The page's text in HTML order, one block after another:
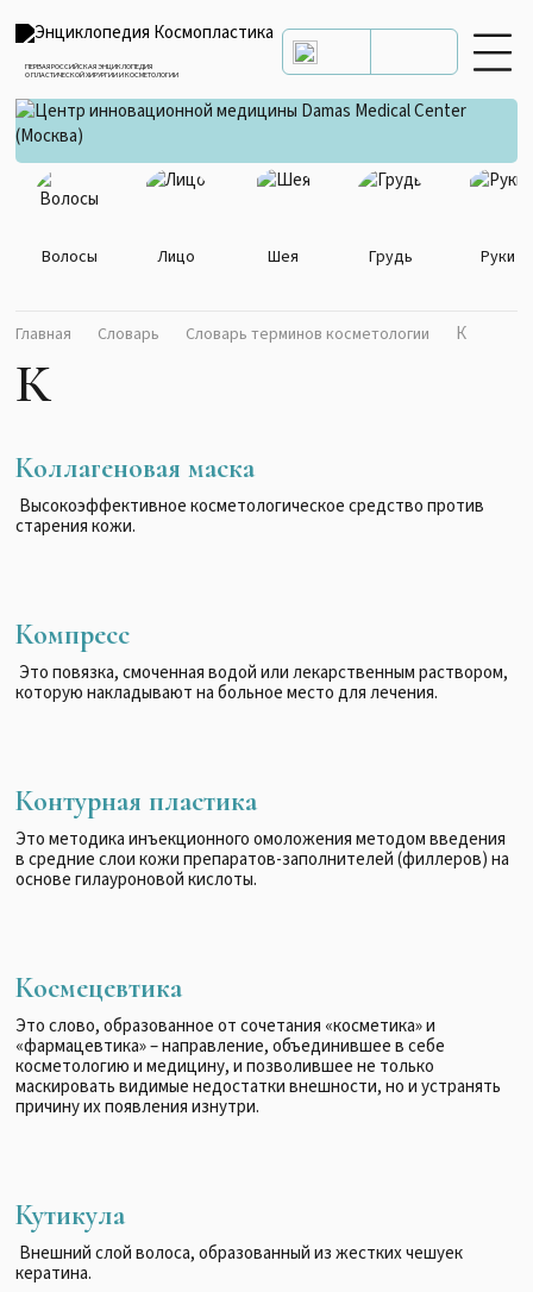
ПЕРВАЯ РОССИЙСКАЯ ЭНЦИКЛОПЕДИЯ
О ПЛАСТИЧЕСКОЙ ХИРУРГИИ И КОСМЕТОЛОГИИ
Волосы Лицо Шея Грудь Руки
Главная Словарь Словарь терминов косметологии К
К
Коллагеновая маска
Высокоэффективное косметологическое средство против
старения кожи.
Компресс
Это повязка, смоченная водой или лекарственным раствором,
которую накладывают на больное место для лечения.
Контурная пластика
Это методика инъекционного омоложения методом введения
в средние слои кожи препаратов-заполнителей (филлеров) на
основе гилауроновой кислоты.
Космецевтика
Это слово, образованное от сочетания «косметика» и
«фармацевтика» – направление, объединившее в себе
косметологию и медицину, и позволившее не только
маскировать видимые недостатки внешности, но и устранять
причину их появления изнутри.
Кутикула
Внешний слой волоса, образованный из жестких чешуек
кератина.